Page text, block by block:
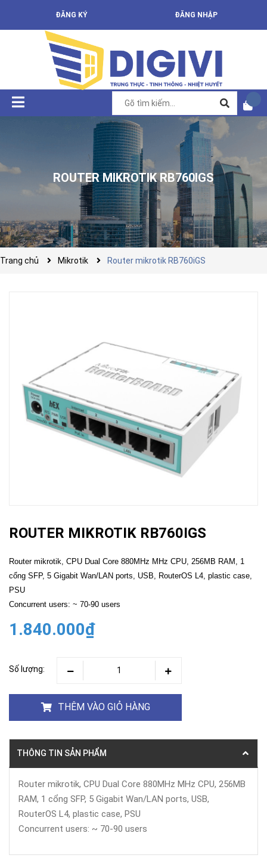
ĐĂNG KÝ ĐĂNG NHẬP
ROUTER MIKROTIK RB760IGS
Trang chủ Mikrotik Router mikrotik RB760iGS
ROUTER MIKROTIK RB760IGS
Router mikrotik, CPU Dual Core 880MHz MHz CPU, 256MB RAM, 1
cổng SFP, 5 Gigabit Wan/LAN ports, USB, RouterOS L4, plastic case,
PSU
Concurrent users: ~ 70-90 users
1.840.000₫
Số lượng:
THÊM VÀO GIỎ HÀNG
THÔNG TIN SẢN PHẨM
Router mikrotik, CPU Dual Core 880MHz MHz CPU, 256MB
RAM, 1 cổng SFP, 5 Gigabit Wan/LAN ports, USB,
RouterOS L4, plastic case, PSU
Concurrent users: ~ 70-90 users